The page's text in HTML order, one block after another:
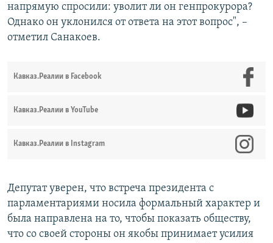
напрямую спросили: уволит ли он генпрокурора?
Однако он уклонился от ответа на этот вопрос", –
отметил Санакоев.
Кавказ.Реалии в Facebook
Кавказ.Реалии в YouTube
Кавказ.Реалии в Instagram
Депутат уверен, что встреча президента с
парламентариями носила формальный характер и
была направлена на то, чтобы показать обществу,
что со своей стороны он якобы принимает усилия